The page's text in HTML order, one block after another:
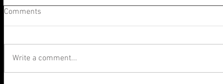
Comments
Write a comment...